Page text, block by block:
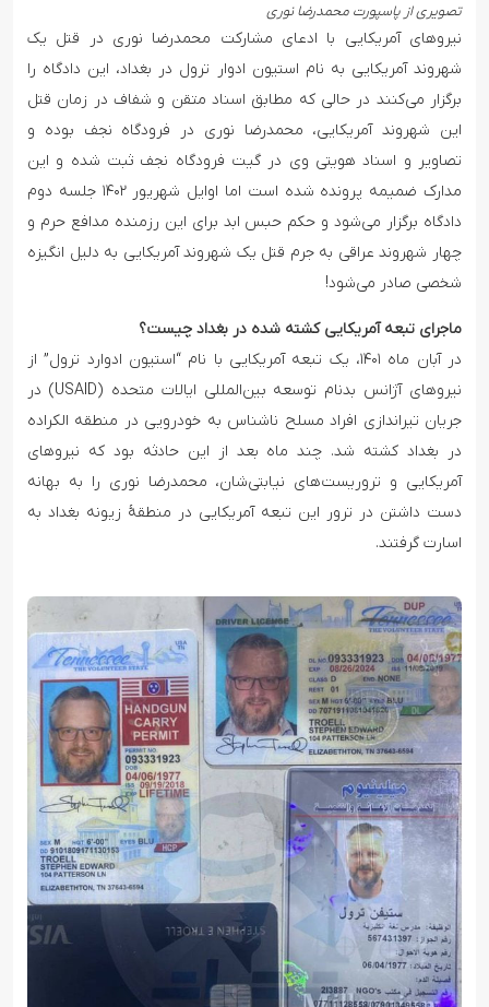
تصویری از پاسپورت محمدرضا نوری
نیروهای آمریکایی با ادعای مشارکت محمدرضا نوری در قتل یک
شهروند آمریکایی به نام استیون ادوار ترول در بغداد، این دادگاه را
برگزار می‌کنند در حالی که مطابق اسناد متقن و شفاف در زمان قتل
این شهروند آمریکایی، محمدرضا نوری در فرودگاه نجف بوده و
تصاویر و اسناد هویتی وی در گیت فرودگاه نجف ثبت شده و این
مدارک ضمیمه پرونده شده است اما اوایل شهریور ۱۴۰۲ جلسه دوم
دادگاه برگزار می‌شود و حکم حبس ابد برای این رزمنده مدافع حرم و
چهار شهروند عراقی به جرم قتل یک شهروند آمریکایی به دلیل انگیزه
شخصی صادر می‌شود!
ماجرای تبعه آمریکایی کشته شده در بغداد چیست؟
در آبان ماه ۱۴۰۱، یک تبعه آمریکایی با نام “استیون ادوارد ترول” از
نیروهای آژانس بدنام توسعه بین‌المللی ایالات متحده (USAID) در
جریان تیراندازی افراد مسلح ناشناس به خودرویی در منطقه الکراده
در بغداد کشته شد. چند ماه بعد از این حادثه بود که نیروهای
آمریکایی و تروریست‌های نیابتی‌شان، محمدرضا نوری را به بهانه
دست داشتن در ترور این تبعه آمریکایی در منطقۀ زیونه بغداد به
اسارت گرفتند.